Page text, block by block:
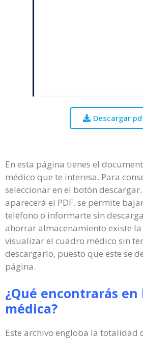
Descargar
En esta página tienes el
médico que te interesa. Para
seleccionar en el botón
aparecerá el PDF. se permite
teléfono o informarte sin
ahorrar almacenamiento existe
visualizar el cuadro médico sin
descargarlo, puesto que este se
página.
¿Qué encontrarás en
médica?
Este archivo engloba la totalidad